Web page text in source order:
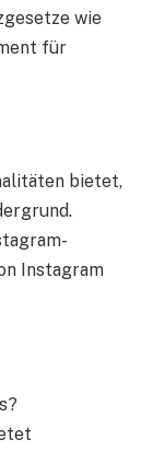
wie
für
bietet,
Instagram